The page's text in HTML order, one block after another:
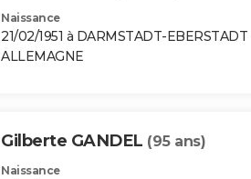
Naissance
21/02/1951 à DARMSTADT-EBERSTADT
ALLEMAGNE
Gilberte GANDEL (95 ans)
Naissance